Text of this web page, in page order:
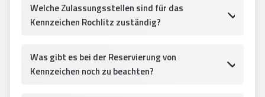
Welche Zulassungsstellen sind für das
Kennzeichen Rochlitz zuständig?
Was gibt es bei der Reservierung von
Kennzeichen noch zu beachten?